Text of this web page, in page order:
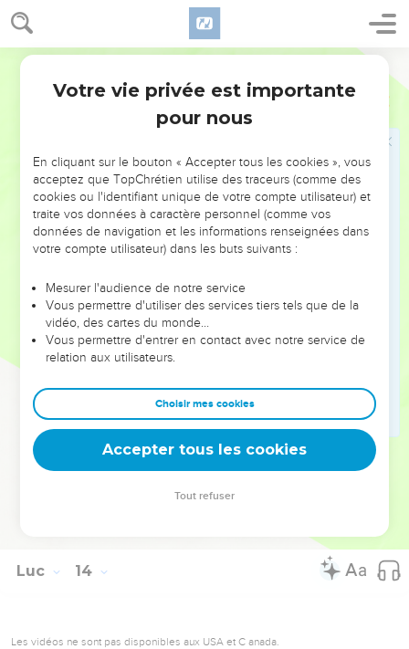
13
À ce moment-là, quelques pharisiens s’approchèrent de
Jésus et l’avertirent : — Tu devrais quitter cette contrée et
aller loin d’ici, car Hérode est décidé à te faire mourir.
Mais Jésus leur répondit : — Allez, vous pouvez dire de
ma part à ce renard : « Aujourd’hui, je chasse des démons et
je guéris des malades. Demain, je ferai de même et après-
Mais il faut que je poursuive ma route aujourd’hui, demain
et après-demain, car il est impensable qu’un prophète soit
mis à mort ailleurs qu’à Jérusalem ! »
Ah, Jérusalem ! Jérusalem ! Toi qui fais mourir les
t’envoie ! Combien de fois j’ai voulu rassembler tes habitants
auprès de moi, comme une poule rassemble ses poussins
sous ses ailes ? Mais vous ne l’avez pas voulu !
Eh bien, maintenant je vous laisse à vous-mêmes : l’heure
temple va être complètement abandonné et restera désert.
Oui, je vous le déclare : dorénavant, vous ne me reverrez
plus, jusqu’à ce que le temps soit arrivé où vous direz : Béni
soit celui qui nous vient de la part du Seigneur !
Luc 14
Les vidéos ne sont pas disponibles aux USA et C anada.
Votre vie privée est importante
pour nous
En cliquant sur le bouton « Accepter tous les cookies », vous
acceptez que TopChrétien utilise des traceurs (comme des
cookies ou l'identifiant unique de votre compte utilisateur) et
traite vos données à caractère personnel (comme vos
données de navigation et les informations renseignées dans
votre compte utilisateur) dans les buts suivants :
Mesurer l'audience de notre service
Vous permettre d'utiliser des services tiers tels que de la
vidéo, des cartes du monde…
Vous permettre d'entrer en contact avec notre service de
relation aux utilisateurs.
Choisir mes cookies
Accepter tous les cookies
Tout refuser